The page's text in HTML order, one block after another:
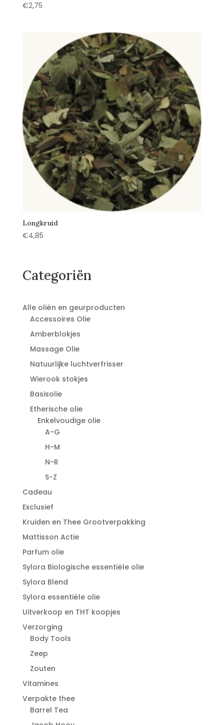
€2,75
Longkruid
€4,85
Categoriën
Alle oliën en geurproducten
Accessoires Olie
Amberblokjes
Massage Olie
Natuurlijke luchtverfrisser
Wierook stokjes
Basisolie
Etherische olie
Enkelvoudige olie
A-G
H-M
N-R
S-Z
Cadeau
Exclusief
Kruiden en Thee Grootverpakking
Mattisson Actie
Parfum olie
Sylora Biologische essentiële olie
Sylora Blend
Sylora essentiële olie
Uitverkoop en THT koopjes
Verzorging
Body Tools
Zeep
Zouten
Vitamines
Verpakte thee
Barrel Tea